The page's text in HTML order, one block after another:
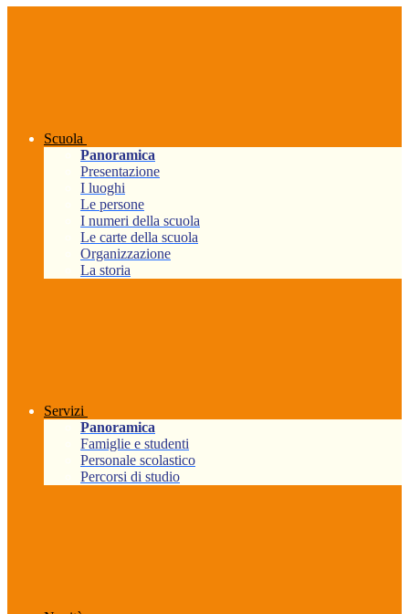
Scuola
Panoramica
Presentazione
I luoghi
Le persone
I numeri della scuola
Le carte della scuola
Organizzazione
La storia
Servizi
Panoramica
Famiglie e studenti
Personale scolastico
Percorsi di studio